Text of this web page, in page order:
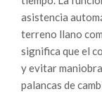
asistencia
terreno llano
significa que el
y evitar
palancas de